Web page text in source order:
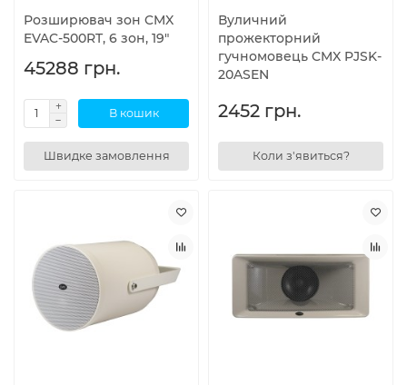
Розширювач зон CMX
EVAC-500RT, 6 зон, 19"
45288 грн.
В кошик
Швидке замовлення
Вуличний
прожекторний
гучномовець CMX PJSK-
20ASEN
2452 грн.
Коли з'явиться?